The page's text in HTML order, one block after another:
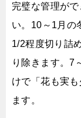
完璧な管理が
い。10～1月の
1/2程度切り詰
り除きます。7
けで「花も実
ます。